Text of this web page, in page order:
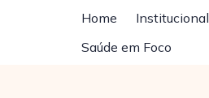
Home Institucional
Saúde em Foco